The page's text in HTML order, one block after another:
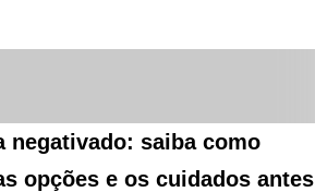
negativado: saiba como
opções e os cuidados antes